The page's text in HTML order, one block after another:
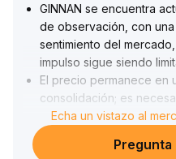
GINNAN se encuentra
de observación, con
sentimiento del
impulso sigue siendo
El precio permanece en
consolidación; es
límite superior junto con
Si la relación entre
esto será una señal de
Echa un vistazo al
Pregunta